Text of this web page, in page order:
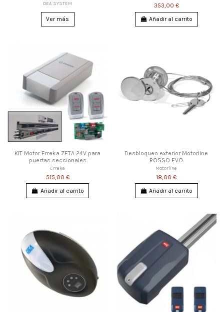
DEA SYSTEM
Ver más
353,00 €
Añadir al carrito
KIT Motor Erreka ZETA 24V para
puertas seccionales
Erreka
515,00 €
Añadir al carrito
Desbloqueo exterior Motorline
ROSSO EVO
Motorline
18,00 €
Añadir al carrito